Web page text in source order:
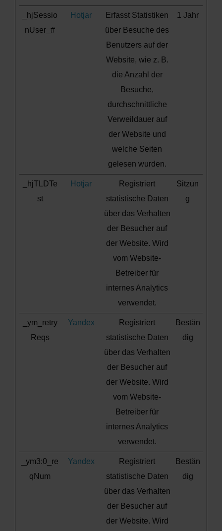
_hjSessio
nUser_#
Hotjar
Erfasst Statistiken
über Besuche des
Benutzers auf der
Website, wie z. B.
die Anzahl der
Besuche,
durchschnittliche
Verweildauer auf
der Website und
welche Seiten
gelesen wurden.
1 Jahr
_hjTLDTe
st
Hotjar
Registriert
statistische Daten
über das Verhalten
der Besucher auf
der Website. Wird
vom Website-
Betreiber für
internes Analytics
verwendet.
Sitzun
g
_ym_retry
Reqs
Yandex
Registriert
statistische Daten
über das Verhalten
der Besucher auf
der Website. Wird
vom Website-
Betreiber für
internes Analytics
verwendet.
Bestän
dig
_ym3:0_re
qNum
Yandex
Registriert
statistische Daten
über das Verhalten
der Besucher auf
der Website. Wird
Bestän
dig